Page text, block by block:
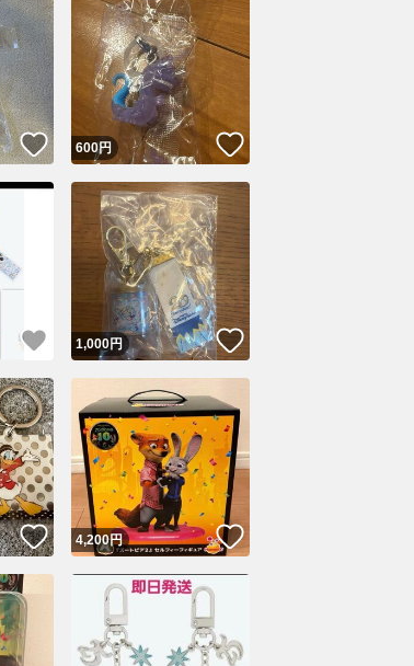
いいね！
600円 いいね！
いいね！
1,000円
いいね！
4,200円